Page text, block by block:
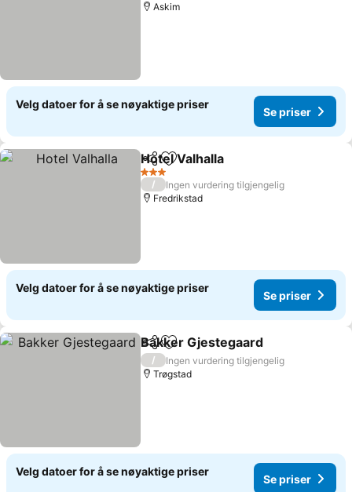
Askim
Velg datoer for å se nøyaktige priser
Se priser
Del Legg til i favoritter
Hotel Valhalla
3 Stjerner
/
Ingen vurdering tilgjengelig
Fredrikstad
Velg datoer for å se nøyaktige priser
Se priser
Del Legg til i favoritter
Bakker Gjestegaard
/
Ingen vurdering tilgjengelig
Trøgstad
Velg datoer for å se nøyaktige priser
Se priser